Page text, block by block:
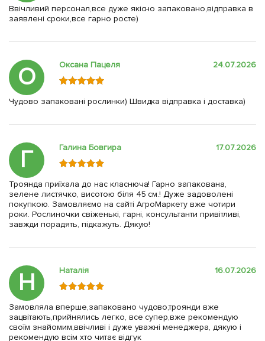
Ввічливий персонал,все дуже якісно запаковано,відправка в
заявлені сроки,все гарно росте)
О Оксана Пацеля 24.07.2026
Чудово запаковані рослинки) Швидка відправка і доставка)
Г Галина Бовгира 17.07.2026
Троянда приїхала до нас класнюча! Гарно запакована,
зелене листячко, висотою біля 45 см.! Дуже задоволені
покупкою. Замовляємо на сайті АгроМаркету вже чотири
роки. Рослиночки свіженькі, гарні, консультанти привітливі,
завжди порадять, підкажуть. Дякую!
Н Наталія 16.07.2026
Замовляла вперше,запаковано чудово,троянди вже
зацвітають,прийнялись легко, все супер,вже рекомендую
своїм знайомим,ввічливі і дуже уважні менеджера, дякую і
рекомендую всім хто читає відгук